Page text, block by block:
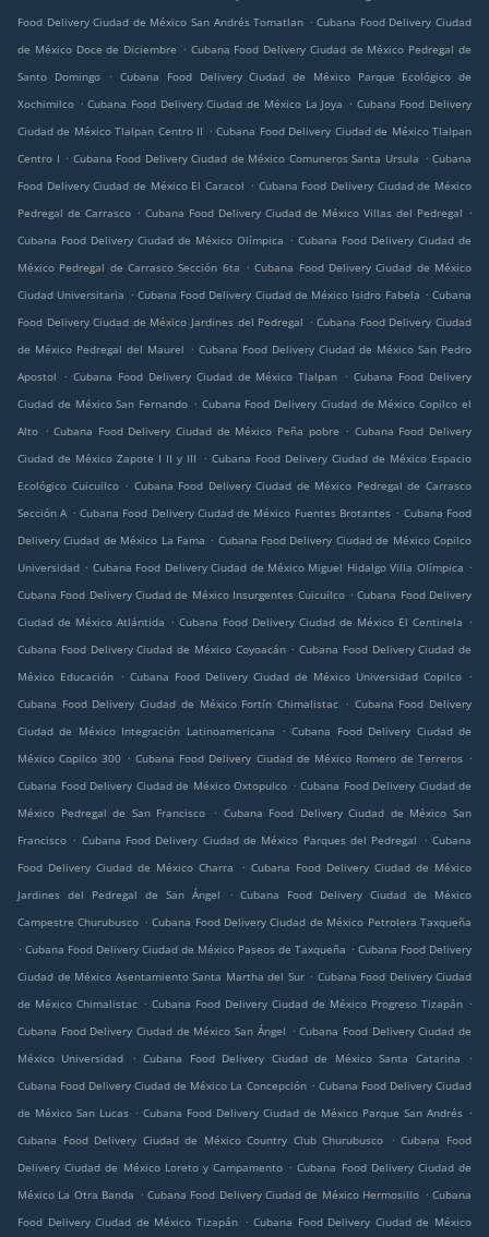
Food Delivery Ciudad de México San Andrés Tomatlan . Cubana Food Delivery Ciudad
de México Doce de Diciembre . Cubana Food Delivery Ciudad de México Pedregal de
Santo Domingo
. Cubana Food Delivery Ciudad de México Parque Ecológico de
Xochimilco . Cubana Food Delivery Ciudad de México La Joya . Cubana Food Delivery
Ciudad de México Tlalpan Centro II . Cubana Food Delivery Ciudad de México Tlalpan
Centro I . Cubana Food Delivery Ciudad de México Comuneros Santa Ursula . Cubana
Food Delivery Ciudad de México El Caracol . Cubana Food Delivery Ciudad de México
Pedregal de Carrasco . Cubana Food Delivery Ciudad de México Villas del Pedregal .
Cubana Food Delivery Ciudad de México Olímpica . Cubana Food Delivery Ciudad de
México Pedregal de Carrasco Sección 6ta . Cubana Food Delivery Ciudad de México
Ciudad Universitaria . Cubana Food Delivery Ciudad de México Isidro Fabela . Cubana
Food Delivery Ciudad de México Jardines del Pedregal . Cubana Food Delivery Ciudad
de México Pedregal del Maurel . Cubana Food Delivery Ciudad de México San Pedro
Apostol
. Cubana Food Delivery Ciudad de México Tlalpan . Cubana Food Delivery
Ciudad de México San Fernando . Cubana Food Delivery Ciudad de México Copilco el
Alto . Cubana Food Delivery Ciudad de México Peña pobre . Cubana Food Delivery
Ciudad de México Zapote I II y III
. Cubana Food Delivery Ciudad de México Espacio
Ecológico Cuicuilco . Cubana Food Delivery Ciudad de México Pedregal de Carrasco
Sección A . Cubana Food Delivery Ciudad de México Fuentes Brotantes . Cubana Food
Delivery Ciudad de México La Fama . Cubana Food Delivery Ciudad de México Copilco
Universidad . Cubana Food Delivery Ciudad de México Miguel Hidalgo Villa Olímpica .
Cubana Food Delivery Ciudad de México Insurgentes Cuicuilco . Cubana Food Delivery
Ciudad de México Atlántida . Cubana Food Delivery Ciudad de México El Centinela .
Cubana Food Delivery Ciudad de México Coyoacán . Cubana Food Delivery Ciudad de
México Educación . Cubana Food Delivery Ciudad de México Universidad Copilco .
Cubana Food Delivery Ciudad de México Fortín Chimalistac . Cubana Food Delivery
Ciudad de México Integración Latinoamericana
. Cubana Food Delivery Ciudad de
México Copilco 300 . Cubana Food Delivery Ciudad de México Romero de Terreros .
Cubana Food Delivery Ciudad de México Oxtopulco . Cubana Food Delivery Ciudad de
México Pedregal de San Francisco
. Cubana Food Delivery Ciudad de México San
Francisco . Cubana Food Delivery Ciudad de México Parques del Pedregal . Cubana
Food Delivery Ciudad de México Charra
. Cubana Food Delivery Ciudad de México
Jardines del Pedregal de San Ángel
. Cubana Food Delivery Ciudad de México
Campestre Churubusco . Cubana Food Delivery Ciudad de México Petrolera Taxqueña
. Cubana Food Delivery Ciudad de México Paseos de Taxqueña . Cubana Food Delivery
Ciudad de México Asentamiento Santa Martha del Sur . Cubana Food Delivery Ciudad
de México Chimalistac . Cubana Food Delivery Ciudad de México Progreso Tizapán .
Cubana Food Delivery Ciudad de México San Ángel . Cubana Food Delivery Ciudad de
México Universidad
. Cubana Food Delivery Ciudad de México Santa Catarina
.
Cubana Food Delivery Ciudad de México La Concepción . Cubana Food Delivery Ciudad
de México San Lucas . Cubana Food Delivery Ciudad de México Parque San Andrés .
Cubana Food Delivery Ciudad de México Country Club Churubusco
. Cubana Food
Delivery Ciudad de México Loreto y Campamento . Cubana Food Delivery Ciudad de
México La Otra Banda . Cubana Food Delivery Ciudad de México Hermosillo . Cubana
Food Delivery Ciudad de México Tizapán . Cubana Food Delivery Ciudad de México